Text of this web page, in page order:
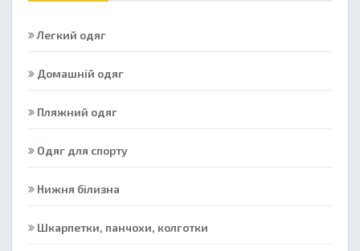
Легкий одяг
Домашній одяг
Пляжний одяг
Одяг для спорту
Нижня білизна
Шкарпетки, панчохи, колготки